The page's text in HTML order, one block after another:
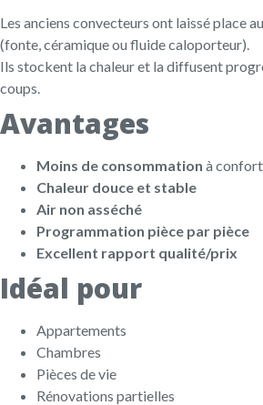
Les anciens convecteurs ont laissé place
(fonte, céramique ou fluide caloporteur).
Ils stockent la chaleur et la diffusent
coups.
Avantages
Moins de consommation à
Chaleur douce et stable
Air non asséché
Programmation pièce par pièce
Excellent rapport qualité/prix
Idéal pour
Appartements
Chambres
Pièces de vie
Rénovations partielles